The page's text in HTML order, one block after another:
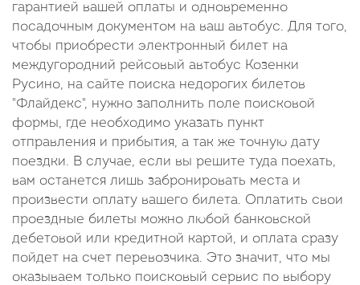
гарантией вашей оплаты и одновременно
посадочным документом на ваш автобус. Для того,
чтобы приобрести электронный билет на
междугородний рейсовый автобус Козенки
Русино, на сайте поиска недорогих билетов
"Флайдекс", нужно заполнить поле поисковой
формы, где необходимо указать пункт
отправления и прибытия, а так же точную дату
поездки. В случае, если вы решите туда поехать,
вам останется лишь забронировать места и
произвести оплату вашего билета. Оплатить свои
проездные билеты можно любой банковской
дебетовой или кредитной картой, и оплата сразу
пойдет на счет перевозчика. Это значит, что мы
оказываем только поисковый сервис по выбору